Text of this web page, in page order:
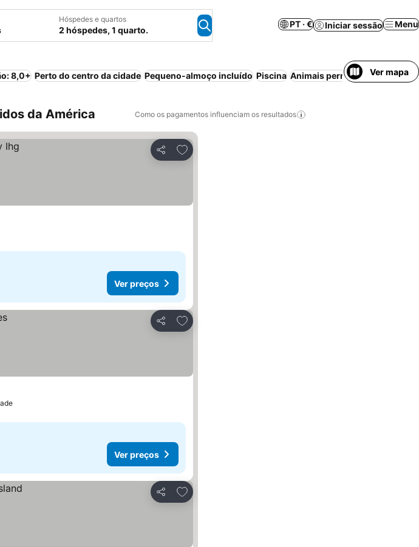
Hóspedes e quartos
2 hóspedes, 1 quarto.
PT · € Iniciar sessão Menu
8,0+ Perto do centro da cidade Pequeno-almoço incluído Piscina Animais permitidos Piscina
Ver mapa
da América Como os pagamentos influenciam os resultados
Partilhar
Adicionar aos favoritos
Ver preços
Partilhar
Adicionar aos favoritos
Ver preços
Partilhar
Adicionar aos favoritos